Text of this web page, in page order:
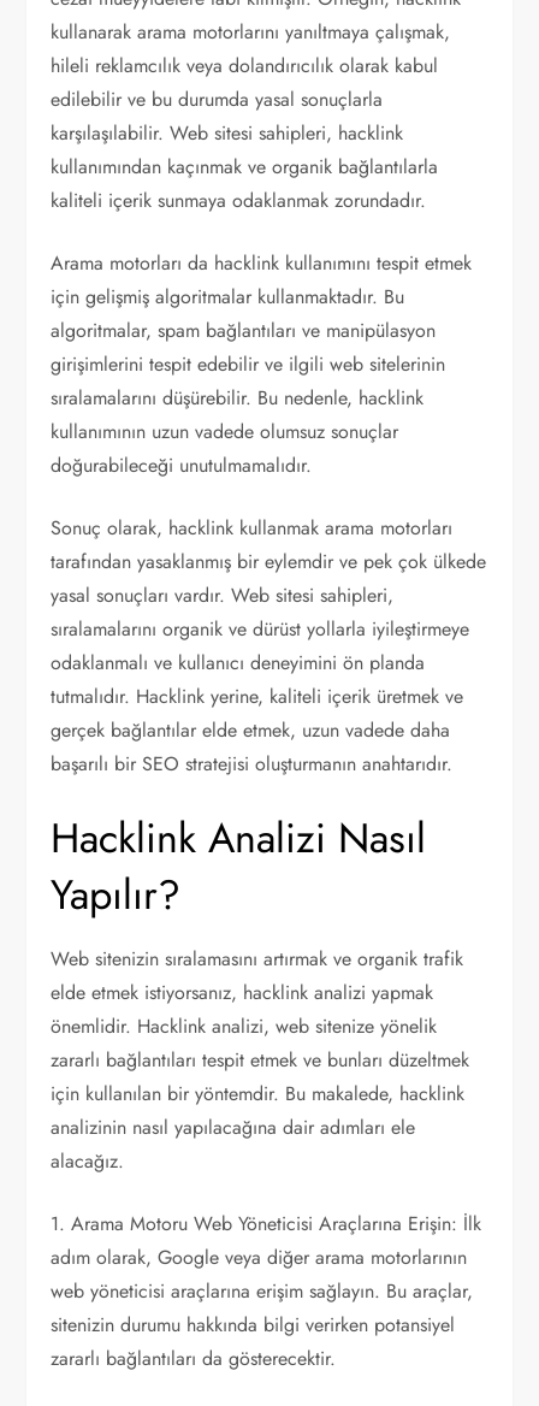
kullanarak arama motorlarını yanıltmaya çalışmak,
hileli reklamcılık veya dolandırıcılık olarak kabul
edilebilir ve bu durumda yasal sonuçlarla
karşılaşılabilir. Web sitesi sahipleri, hacklink
kullanımından kaçınmak ve organik bağlantılarla
kaliteli içerik sunmaya odaklanmak zorundadır.
Arama motorları da hacklink kullanımını tespit etmek
için gelişmiş algoritmalar kullanmaktadır. Bu
algoritmalar, spam bağlantıları ve manipülasyon
girişimlerini tespit edebilir ve ilgili web sitelerinin
sıralamalarını düşürebilir. Bu nedenle, hacklink
kullanımının uzun vadede olumsuz sonuçlar
doğurabileceği unutulmamalıdır.
Sonuç olarak, hacklink kullanmak arama motorları
tarafından yasaklanmış bir eylemdir ve pek çok ülkede
yasal sonuçları vardır. Web sitesi sahipleri,
sıralamalarını organik ve dürüst yollarla iyileştirmeye
odaklanmalı ve kullanıcı deneyimini ön planda
tutmalıdır. Hacklink yerine, kaliteli içerik üretmek ve
gerçek bağlantılar elde etmek, uzun vadede daha
başarılı bir SEO stratejisi oluşturmanın anahtarıdır.
Hacklink Analizi Nasıl
Yapılır?
Web sitenizin sıralamasını artırmak ve organik trafik
elde etmek istiyorsanız, hacklink analizi yapmak
önemlidir. Hacklink analizi, web sitenize yönelik
zararlı bağlantıları tespit etmek ve bunları düzeltmek
için kullanılan bir yöntemdir. Bu makalede, hacklink
analizinin nasıl yapılacağına dair adımları ele
alacağız.
1. Arama Motoru Web Yöneticisi Araçlarına Erişin: İlk
adım olarak, Google veya diğer arama motorlarının
web yöneticisi araçlarına erişim sağlayın. Bu araçlar,
sitenizin durumu hakkında bilgi verirken potansiyel
zararlı bağlantıları da gösterecektir.